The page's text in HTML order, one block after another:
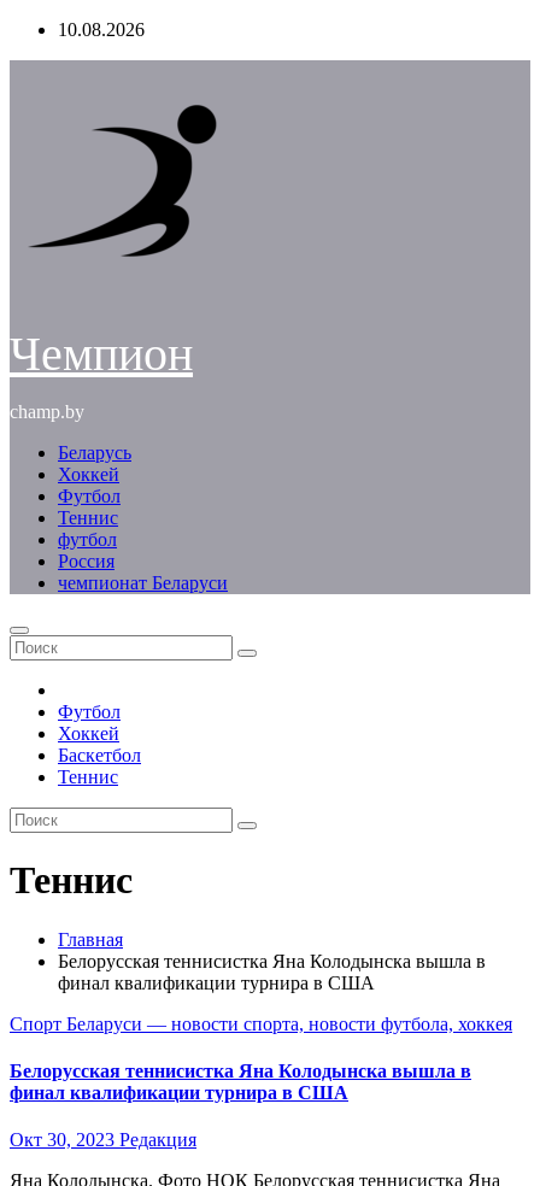
Перейти10.08.2026
Чемпион
champ.by
Беларусь
Хоккей
Футбол
Теннис
футбол
Россия
чемпионат Беларуси
Футбол
Хоккей
Баскетбол
Теннис
Теннис
Главная
Белорусская теннисистка Яна Колодынска вышла в
финал квалификации турнира в США
Спорт Беларуси — новости спорта, новости футбола, хоккея
Белорусская теннисистка Яна Колодынска вышла в
финал квалификации турнира в США
Окт 30, 2023 Редакция
Яна Колодынска. Фото НОК Белорусская теннисистка Яна